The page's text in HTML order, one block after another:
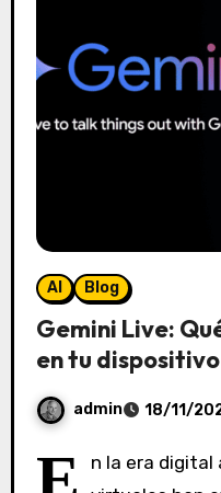
s
AI Blog
Gemini Live:
en tu dispositivo
admin 18/11/
E
n la era